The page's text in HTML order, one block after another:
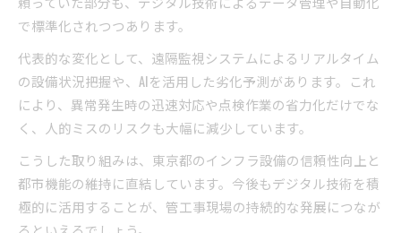
で標準化されつつあります。
代表的な変化として、遠隔監視システムによるリアルタイム
の設備状況把握や、AIを活用した劣化予測があります。これ
により、異常発生時の迅速対応や点検作業の省力化だけでな
く、人的ミスのリスクも大幅に減少しています。
こうした取り組みは、東京都のインフラ設備の信頼性向上と
都市機能の維持に直結しています。今後もデジタル技術を積
極的に活用することが、管工事現場の持続的な発展につなが